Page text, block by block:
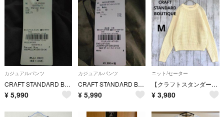
カジュアルパンツ
CRAFT STANDARD BOUTIQUE ウエストタックガウチョパンツ F チャコールグレー
¥ 5,990
カジュアルパンツ
CRAFT STANDARD BOUTIQUE ウエストギャザーイージーテーパートパンツ M モカ
¥ 5,990
ニット/セーター
【クラフトスタンダードブティック】ガーター編み長袖ニットセーター アイボリーM
¥ 3,980